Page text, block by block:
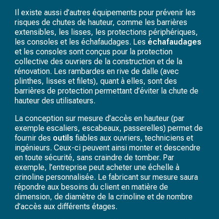
Il existe aussi d’autres équipements pour prévenir les
risques de chutes de hauteur, comme les barrières
extensibles, les lisses, les protections périphériques,
les consoles et les échafaudages. Les échafaudages
et les consoles sont conçus pour la protection
collective des ouvriers de la construction et de la
rénovation. Les rambardes en rive de dalle (avec
plinthes, lisses et filets), quant à elles, sont des
barrières de protection permettant d’éviter la chute de
hauteur des utilisateurs.
La conception sur mesure d’accès en hauteur (par
exemple escaliers, escabeaux, passerelles) permet de
fournir des outils fiables aux ouvriers, techniciens et
ingénieurs. Ceux-ci peuvent ainsi monter et descendre
en toute sécurité, sans craindre de tomber. Par
exemple, l’entreprise peut acheter une échelle à
crinoline personnalisée. Le fabricant sur mesure saura
répondre aux besoins du client en matière de
dimension, de diamètre de la crinoline et de nombre
d’accès aux différents étages.